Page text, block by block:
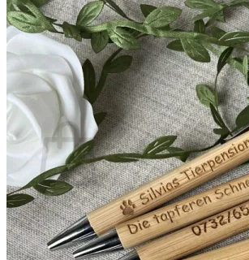
Es befinden sich keine
Zurück zum Shop
Warenkorb
Es befinden sich keine Produkte im
Zurück zum Shop